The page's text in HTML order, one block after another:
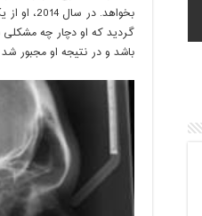
بخواهد.
گردید که او دچار چه
باشد و در نتیجه او مجبور